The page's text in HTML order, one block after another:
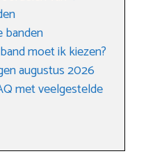
banden
moet ik kiezen?
augustus 2026
met veelgestelde